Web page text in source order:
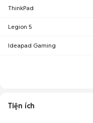
ThinkPad
Legion 5
Ideapad Gaming
Tiện ích